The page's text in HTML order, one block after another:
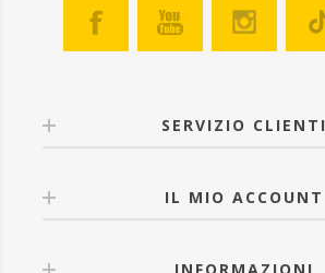
SERVIZIO CLIENTI
IL MIO ACCOUNT